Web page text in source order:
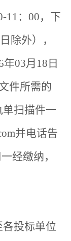
11：00，下
除外），
03月18日
件所需的
扫描件一
并电话告
经缴纳，
投标单位